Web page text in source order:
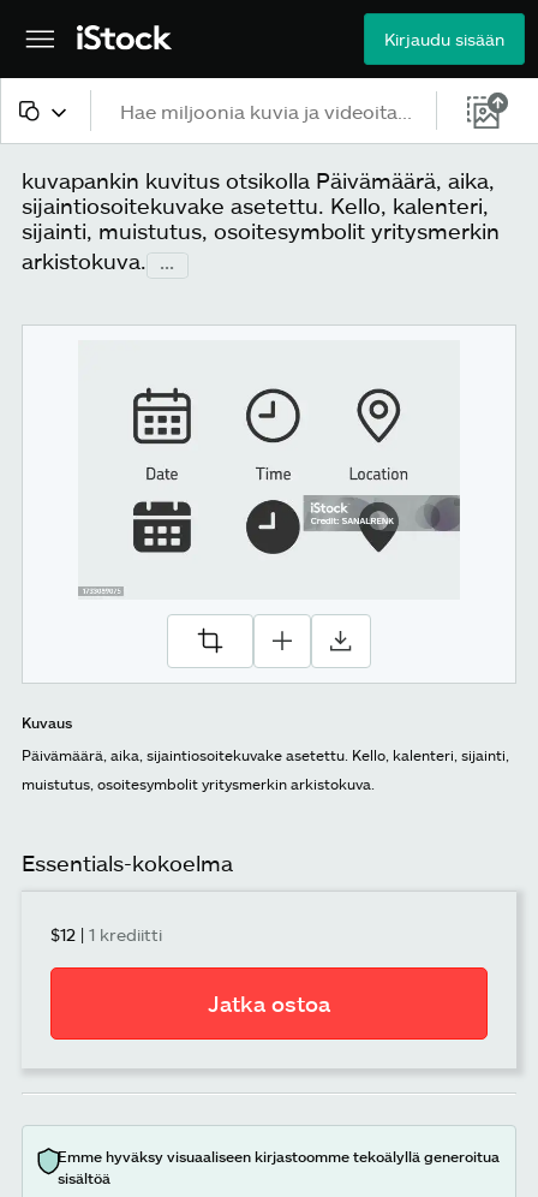
Kirjaudu sisään
Kaikki sisältö
Kuvat
Valokuvat
Kuvitukset
kuvapankin kuvitus otsikolla Päivämäärä, aika,
sijaintiosoitekuvake asetettu. Kello, kalenteri,
sijainti, muistutus, osoitesymbolit yritysmerkin
arkistokuva.
...
Kuvaus
Päivämäärä, aika, sijaintiosoitekuvake asetettu. Kello, kalenteri, sijainti,
muistutus, osoitesymbolit yritysmerkin arkistokuva.
Essentials-kokoelma
$12 | 1 krediitti
Jatka ostoa
Emme hyväksy visuaaliseen kirjastoomme tekoälyllä generoitua
sisältöä